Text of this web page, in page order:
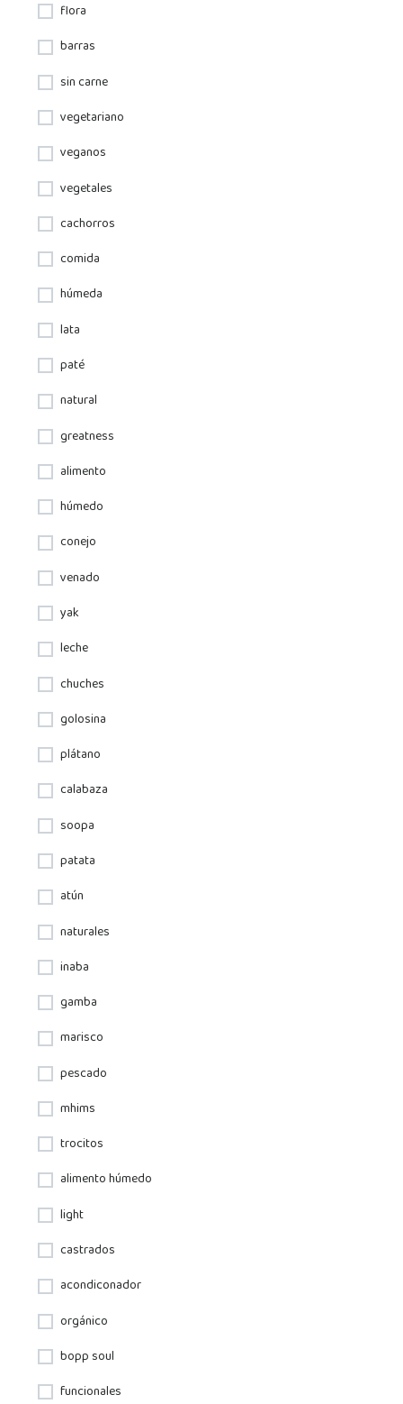
flora
barras
sin carne
vegetariano
veganos
vegetales
cachorros
comida
húmeda
lata
paté
natural
greatness
alimento
húmedo
conejo
venado
yak
leche
chuches
golosina
plátano
calabaza
soopa
patata
atún
naturales
inaba
gamba
marisco
pescado
mhims
trocitos
alimento húmedo
light
castrados
acondiconador
orgánico
bopp soul
funcionales